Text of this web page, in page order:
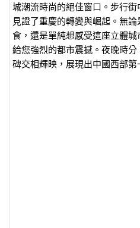
城潮流時尚的絕佳窗口。步行街
見證了重慶的轉變與崛起。無
食，還是單純想感受這座立體
給您強烈的都市震撼。夜晚時
碑交相輝映，展現出中國西部第